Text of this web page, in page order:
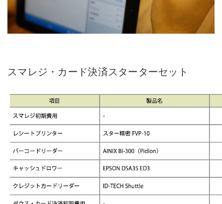
スマレジ・カード決済スターターセット